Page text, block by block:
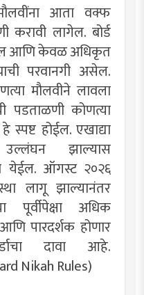
आता वक्फ
करावी लागेल. बोर्ड
आणि केवळ अधिकृत
परवानगी असेल.
मौलवीने लावला
पडताळणी कोणत्या
होईल. एखाद्या
झाल्यास
येईल. ऑगस्ट २०२६
लागू झाल्यानंतर
पूर्वीपेक्षा अधिक
पारदर्शक होणार
दावा आहे.
Nikah Rules)